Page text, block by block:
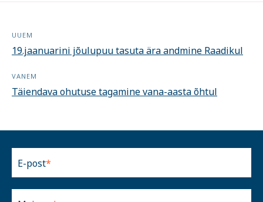
UUEM
19.jaanuarini jõulupuu tasuta ära andmine Raadikul
VANEM
Täiendava ohutuse tagamine vana-aasta õhtul
E-post